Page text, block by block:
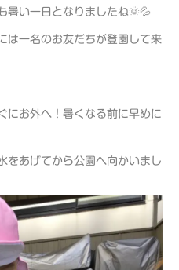
暑い一日となりましたね🌞💦
は一名のお友だちが登園して来
にお外へ！暑くなる前に早めに
をあげてから公園へ向かいまし